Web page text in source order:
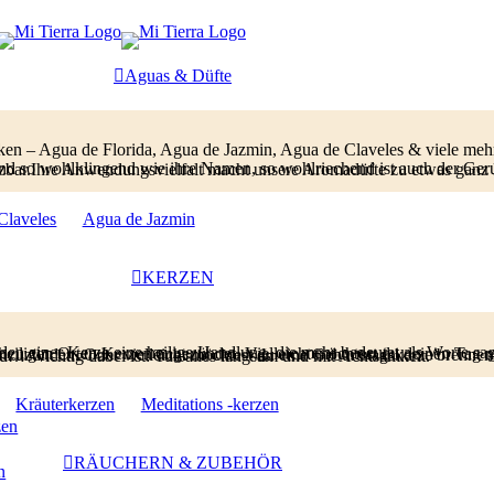
Aguas & Düfte
– Agua de Florida, Agua de Jazmin, Agua de Claveles & viele
Geruch, den sie verströmen. Unsere Düfte sind vielseitig einsetzbar.Ihre Anwendungsvielfalt macht unsere Aromadüfte zu
Agua de Jazmin
KERZEN
bedeutet als Worte sagen können; es geht um Dankbarkeit. Seit Urzeiten haben Menschen an heiligen Orten Kerzen angezündet. Vielleicht möchtest du deinen Tag mit diesem schlichten Ritual beginnen oder beenden – einfach eine Kerze anzuzünden. Oder vielleicht möchtest du eine Geburtstagskerze brennen lassen für eine Freundin, einen Freund… Wichtig dabei ist: Tue alles langsam und mit Achtsamkeit.
Kräuterkerzen
Meditations -kerzen
RÄUCHERN & ZUBEHÖR